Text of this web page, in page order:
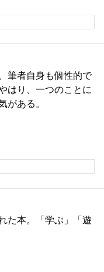
筆者自身も個性的で
はり、一つのことに
がある。
た本。「学ぶ」「遊